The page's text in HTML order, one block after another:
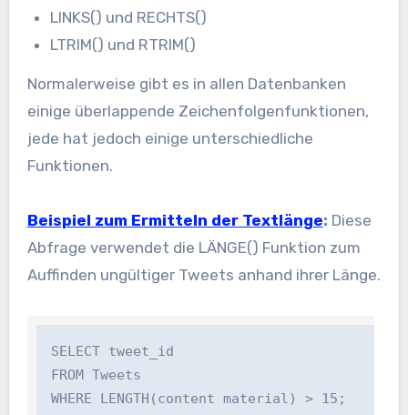
LINKS() und RECHTS()
LTRIM() und RTRIM()
Normalerweise gibt es in allen Datenbanken
einige überlappende Zeichenfolgenfunktionen,
jede hat jedoch einige unterschiedliche
Funktionen.
Beispiel zum Ermitteln der Textlänge: Diese
Abfrage verwendet die LÄNGE() Funktion zum
Auffinden ungültiger Tweets anhand ihrer Länge.
SELECT tweet_id
FROM Tweets